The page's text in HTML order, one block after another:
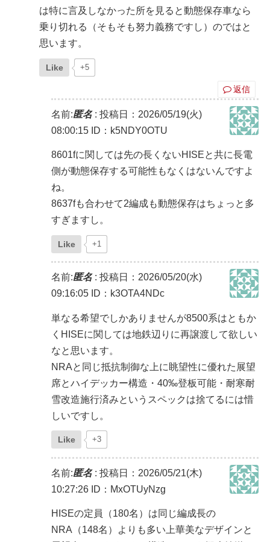
は特に言及しなかった所を見ると動態保存車なら
乗り切れる（そもそも努力義務ですし）のではと
思います。
Like +5
返信
名前:匿名: 投稿日：2026/05/19(火)
08:00:15 ID：k5NDY0OTU
8601fに関しては先の長くないHISEと共に長電
側が動態保存する可能性もなくはないんですよ
ね。
8637fも合わせて2編成も動態保存はちょっと多
すぎますし。
Like +1
名前:匿名: 投稿日：2026/05/20(水)
09:16:05 ID：k3OTA4NDc
単なる希望でしかありませんが8500系はともか
くHISEに関しては地鉄辺りに再譲渡して欲しい
なと思います。
NRAと同じ抵抗制御な上に眺望性に優れた展望
席とハイデッカー構造・40‰登板可能・耐寒耐
雪改造施行済みというスペックは捨てるには惜
しいですし。
Like +3
名前:匿名: 投稿日：2026/05/21(木)
10:27:26 ID：MxOTUyNzg
HISEの定員（180名）は同じ編成長の
NRA（148名）よりも多い上華美なデザインと